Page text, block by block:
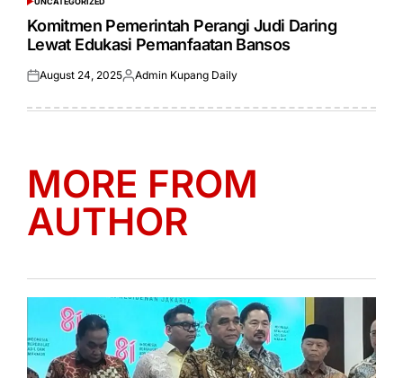
POSTED
INKomitmen Pemerintah Perangi Judi Daring
Lewat Edukasi Pemanfaatan Bansos
Posted
August 24, 2025Posted
Admin Kupang Daily
MORE FROM
AUTHOR